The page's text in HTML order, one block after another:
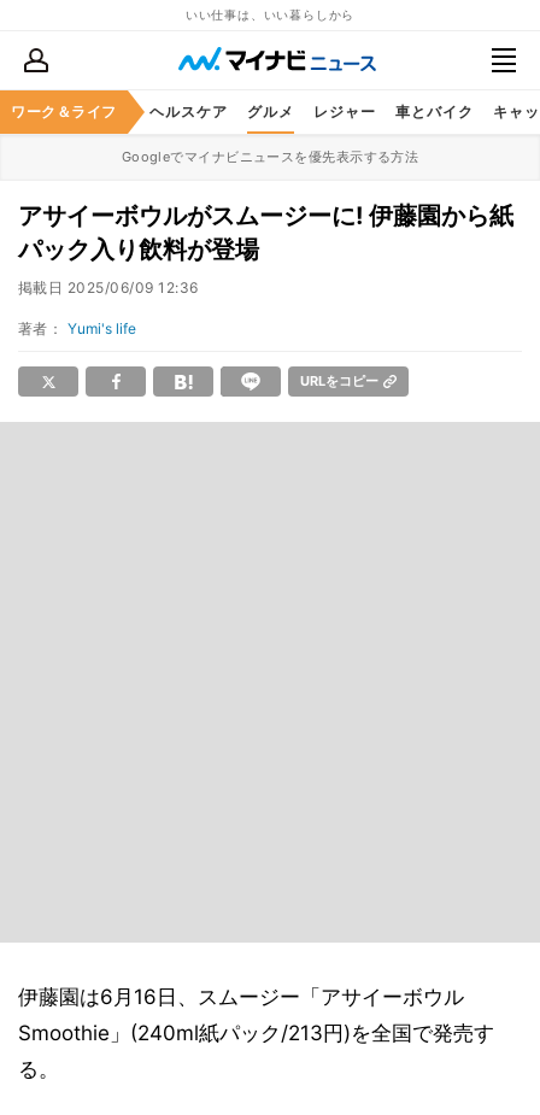
いい仕事は、いい暮らしから
ワーク＆ライフ
マネー 暮らし ヘルスケア グルメ レジャー 車とバイク キャ
Googleでマイナビニュースを優先表示する方法
アサイーボウルがスムージーに! 伊藤園から紙
パック入り飲料が登場
掲載日 2025/06/09 12:36
著者： Yumi's life
URLをコピー
伊藤園は6月16日、スムージー「アサイーボウル
Smoothie」(240ml紙パック/213円)を全国で発売す
る。